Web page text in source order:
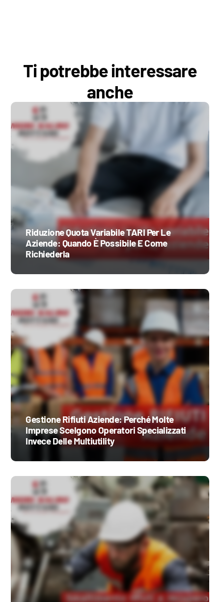
Ti potrebbe interessare
anche
Riduzione Quota Variabile TARI Per Le
Aziende: Quando È Possibile E Come
Richiederla
Gestione Rifiuti Aziende: Perché Molte
Imprese Scelgono Operatori Specializzati
Invece Delle Multiutility